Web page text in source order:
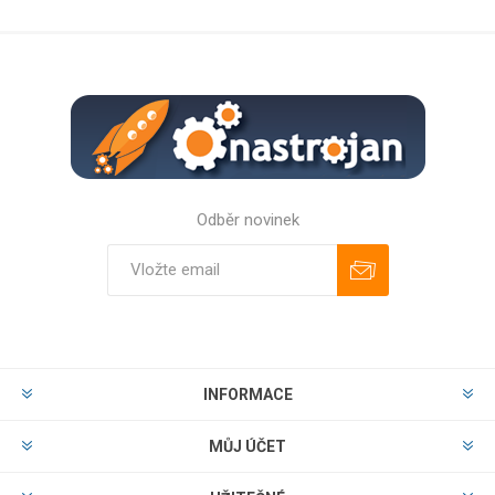
Odběr novinek
INFORMACE
MŮJ ÚČET